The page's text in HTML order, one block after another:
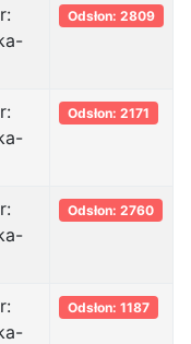
Odsłon: 2809
Odsłon: 2171
Odsłon: 2760
Odsłon: 1187